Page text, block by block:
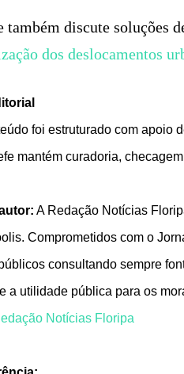
também discute soluções
dos deslocamentos
foi estruturado com apoio
mantém curadoria,
A Redação Notícias
Comprometidos com o
consultando sempre
a utilidade pública para os
Notícias Floripa